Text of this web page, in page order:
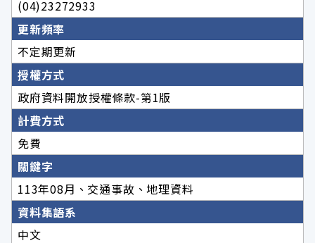
(04)23272933
更新頻率
不定期更新
授權方式
政府資料開放授權條款-第1版
計費方式
免費
關鍵字
113年08月、交通事故、地理資料
資料集語系
中文